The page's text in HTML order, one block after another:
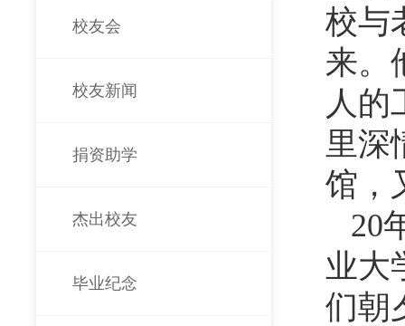
校友会
校友新闻
捐资助学
杰出校友
毕业纪念
校与
来。
人的
里深
馆，
20
业大
们朝